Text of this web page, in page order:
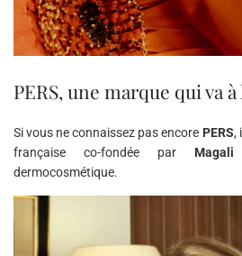
PERS, une marque qui va à
Si vous ne connaissez pas encore PERS,
française co-fondée par
dermocosmétique.